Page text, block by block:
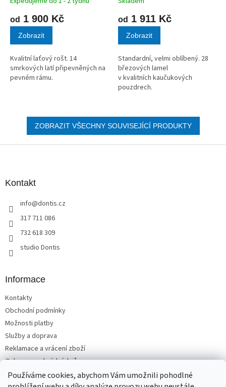
Používáme cookies, abychom Vám umožnili pohodlné
od 1 900 Kč
Zobrazit
Kvalitní laťový rošt. 14
smrkových latí připevněných na
pevném rámu.
od 1 911 Kč
Zobrazit
Standardní, velmi oblíbený. 28
březových lamel
v kvalitních kaučukových
pouzdrech.
ZOBRAZIT VŠECHNY SOUVISEJÍCÍ PRODUKTY
Kontakt
info@dontis.cz
317 711 086
732 618 309
studio Dontis
Informace
Kontakty
Obchodní podmínky
Možnosti platby
Služby a doprava
Reklamace a vrácení zboží
Ochrana osobních údajů